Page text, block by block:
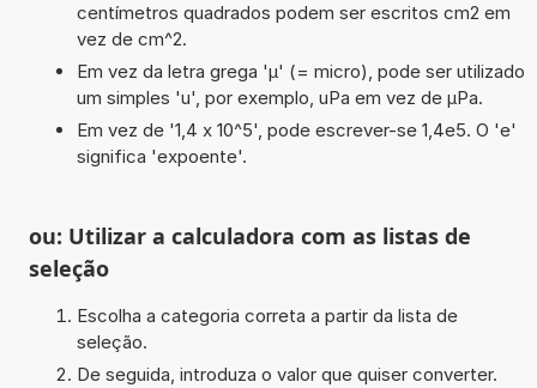
centímetros quadrados podem ser escritos cm2 em
vez de cm^2.
Em vez da letra grega 'µ' (= micro), pode ser utilizado
um simples 'u', por exemplo, uPa em vez de µPa.
Em vez de '1,4 x 10^5', pode escrever-se 1,4e5. O 'e'
significa 'expoente'.
ou: Utilizar a calculadora com as listas de
seleção
Escolha a categoria correta a partir da lista de
seleção.
De seguida, introduza o valor que quiser converter.